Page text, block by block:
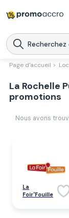
Magasins
Produits
Télécharge
Promoaccro
Page d'accueil >
La Rochelle
promotions
Nous avons
La
Foir'Fouille